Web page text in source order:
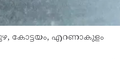
കോട്ടയം, എറണാകുളം